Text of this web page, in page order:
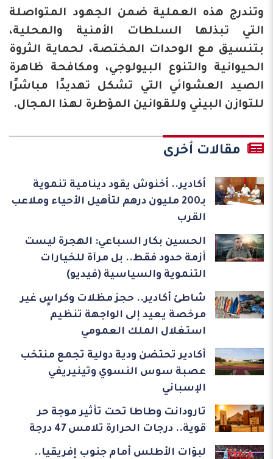
وتندرج هذه العملية ضمن الجهود المتواصلة
التي تبذلها السلطات الأمنية والمحلية،
بتنسيق مع الوحدات المختصة، لحماية الثروة
الحيوانية والتنوع البيولوجي، ومكافحة ظاهرة
الصيد العشوائي التي تشكل تهديدًا مباشرًا
للتوازن البيئي وللقوانين المؤطرة لهذا المجال.
مقالات أخرى
أكادير.. أخنوش يقود دينامية تنموية
بـ200 مليون درهم لتأهيل الأحياء وملاعب
القرب
الحسين بكار السباعي: الهجرة ليست
أزمة حدود فقط.. بل مرآة للخيارات
التنموية والسياسية (فيديو)
شاطئ أكادير.. حجز مظلات وكراسٍ غير
مرخصة يعيد إلى الواجهة تنظيم
استغلال الملك العمومي
أكادير تحتضن ودية دولية تجمع منتخب
عصبة سوس النسوي وتينيريفي
الإسباني
تارودانت وطاطا تحت تأثير موجة حر
قوية.. درجات الحرارة تلامس 47 درجة
لبؤات الأطلس أمام جنوب إفريقيا..